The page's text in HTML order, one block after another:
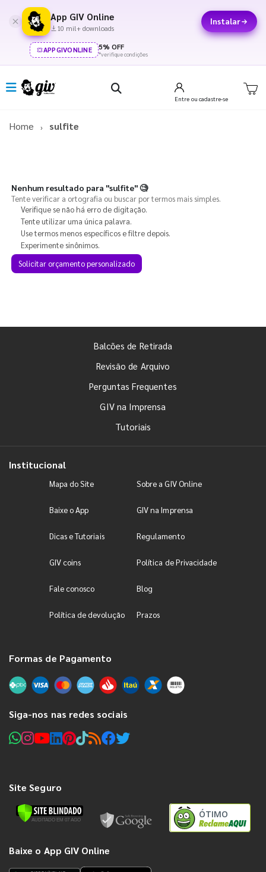
App GIV Online
10 mil+ downloads
Instalar
APPGIVONLINE 5% OFF
*verifique condições
Entre ou cadastre-se
Home sulfite
Nenhum resultado para "sulfite"🧐
Tente verificar a ortografia ou buscar por termos mais simples.
Verifique se não há erro de digitação.
Tente utilizar uma única palavra.
Use termos menos específicos e filtre depois.
Experimente sinônimos.
Solicitar orçamento personalizado
Balcões de Retirada
Revisão de Arquivo
Perguntas Frequentes
GIV na Imprensa
Tutoriais
Institucional
Mapa do Site Sobre a GIV Online
Baixe o App GIV na Imprensa
Dicas e Tutoriais Regulamento
GIV coins Política de Privacidade
Fale conosco Blog
Política de devolução Prazos
Formas de Pagamento
Siga-nos nas redes sociais
Site Seguro
ÓTIMO
Baixe o App GIV Online